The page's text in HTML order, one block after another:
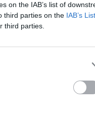
on the IAB’s list of
third parties on the IAB’s
third parties.